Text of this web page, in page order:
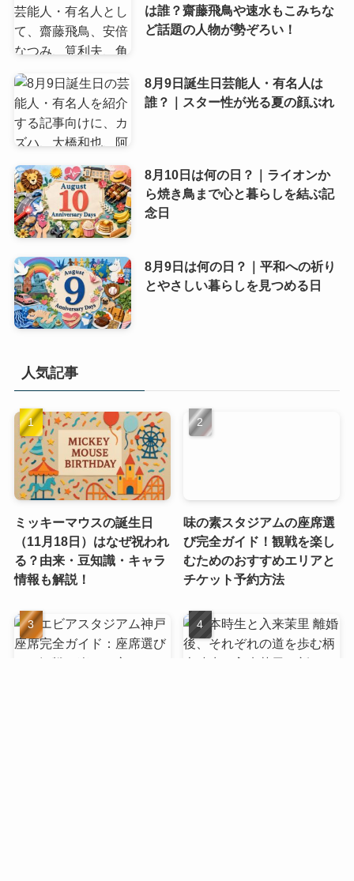
は誰？齋藤飛鳥や速水もこみちな
ど話題の人物が勢ぞろい！
8月9日誕生日芸能人・有名人は
誰？｜スター性が光る夏の顔ぶれ
8月10日は何の日？｜ライオンか
ら焼き鳥まで心と暮らしを結ぶ記
念日
8月9日は何の日？｜平和への祈り
とやさしい暮らしを見つめる日
人気記事
ミッキーマウスの誕生日
（11月18日）はなぜ祝われ
る？由来・豆知識・キャラ
情報も解説！
味の素スタジアムの座席選
び完全ガイド！観戦を楽し
むためのおすすめエリアと
チケット予約方法